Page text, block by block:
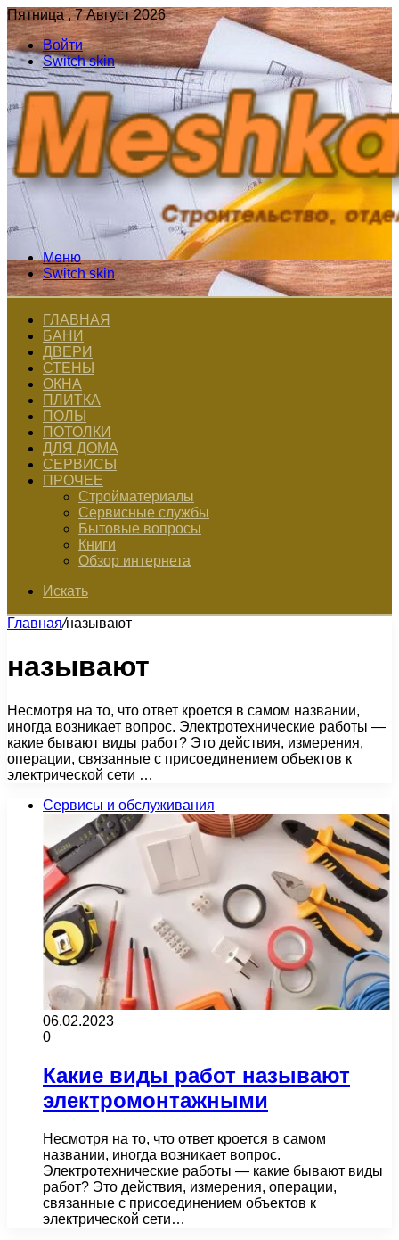
Пятница , 7 Август 2026
Войти
Switch skin
Меню
Switch skin
ГЛАВНАЯ
БАНИ
ДВЕРИ
СТЕНЫ
ОКНА
ПЛИТКА
ПОЛЫ
ПОТОЛКИ
ДЛЯ ДОМА
СЕРВИСЫ
ПРОЧЕЕ
Стройматериалы
Сервисные службы
Бытовые вопросы
Книги
Обзор интернета
Искать
Главная/называют
называют
Несмотря на то, что ответ кроется в самом названии,
иногда возникает вопрос. Электротехнические работы —
какие бывают виды работ? Это действия, измерения,
операции, связанные с присоединением объектов к
электрической сети …
Сервисы и обслуживания
06.02.2023
0
Какие виды работ называют
электромонтажными
Несмотря на то, что ответ кроется в самом
названии, иногда возникает вопрос.
Электротехнические работы — какие бывают виды
работ? Это действия, измерения, операции,
связанные с присоединением объектов к
электрической сети…